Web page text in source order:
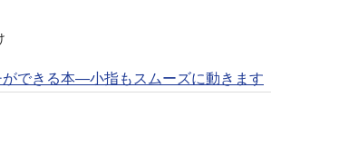
できる本―小指もスムーズに動きます